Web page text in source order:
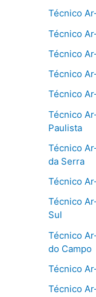
Técnico
Técnico
Técnico
Técnico
Técnico
Técnico
Paulista
Técnico
da Serra
Técnico
Técnico
Sul
Técnico
do Campo
Técnico
Técnico